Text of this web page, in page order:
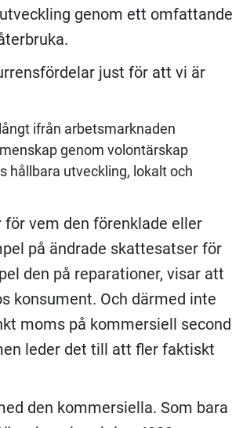
genom ett omfattande
just för att vi är
ifrån arbetsmarknaden
genom volontärskap
hållbara utveckling, lokalt och
vem den förenklade eller
på ändrade skattesatser för
den på reparationer, visar att
konsument. Och därmed inte
moms på kommersiell second
leder det till att fler faktiskt
den kommersiella. Som bara